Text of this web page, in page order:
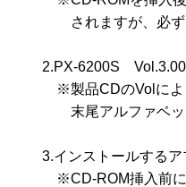
されますが、必ずキ
2.PX-6200S　
※製品CDのVolにより
末尾アルファベット
3.インストールするア
※CD-ROM挿入前に、